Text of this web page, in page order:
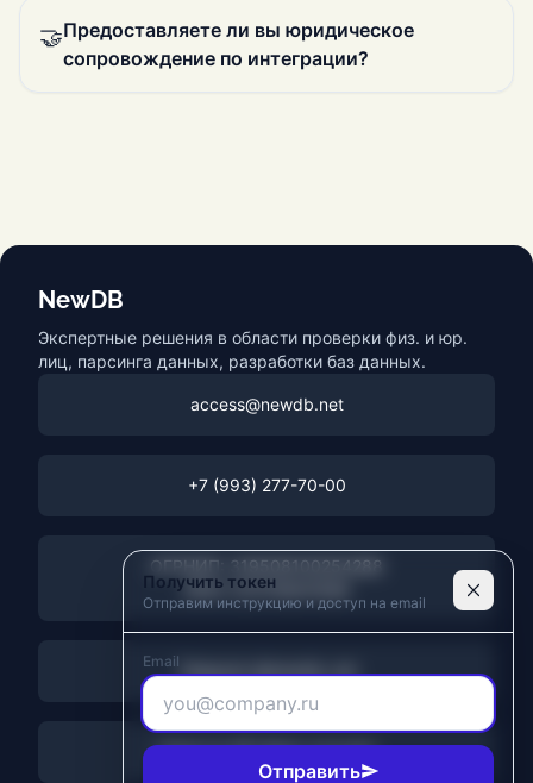
🤝Предоставляете ли вы юридическое
сопровождение по интеграции?
NewDB
Экспертные решения в области проверки физ. и юр.
лиц, парсинга данных, разработки баз данных.
access@newdb.net
+7 (993) 277-70-00
ОГРНИП: 319508100254288
ИНН: 272116001938
Telegram @newdb_net
Новости API @api_proverki
Получить токен
Отправим инструкцию и доступ на email
Email
Отправить